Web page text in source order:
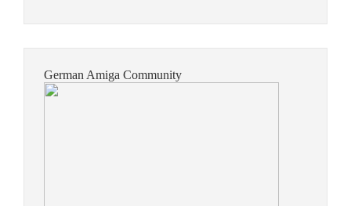
German Amiga Community